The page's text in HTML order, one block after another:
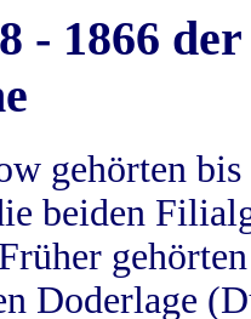
- 1866
gehörten
beiden
Doderlage